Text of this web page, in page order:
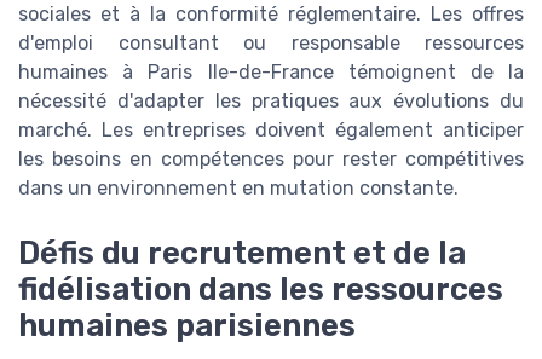
sociales et à la conformité réglementaire. Les offres
d'emploi consultant ou responsable ressources
humaines à Paris Ile-de-France témoignent de la
nécessité d'adapter les pratiques aux évolutions du
marché. Les entreprises doivent également anticiper
les besoins en compétences pour rester compétitives
dans un environnement en mutation constante.
Défis du recrutement et de la
fidélisation dans les ressources
humaines parisiennes